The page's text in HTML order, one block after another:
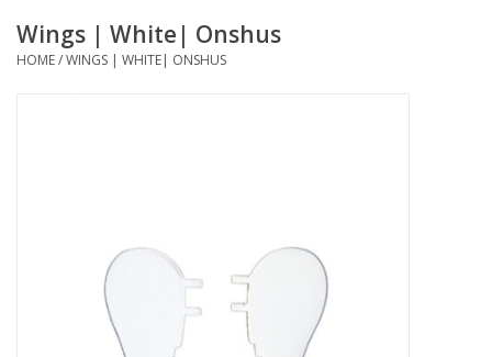
Geurkaarsen
LED Kaarsen
Kaarsen accessoires
Wings | White| Onshus
HOME/WINGS | WHITE| ONSHUS